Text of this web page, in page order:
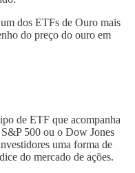
dos ETFs de Ouro mais
do preço do ouro em
de ETF que acompanha
500 ou o Dow Jones
uma forma de
do mercado de ações.